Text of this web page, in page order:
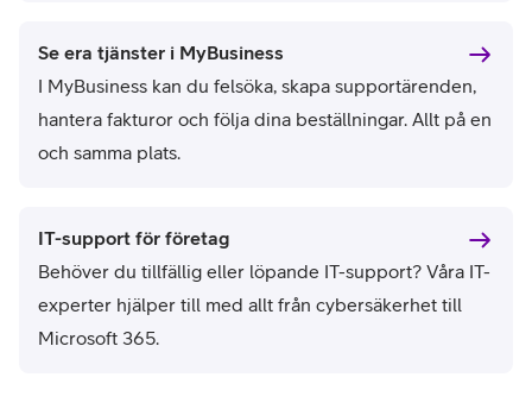
Se era tjänster i MyBusiness
I MyBusiness kan du felsöka, skapa supportärenden,
hantera fakturor och följa dina beställningar. Allt på en
och samma plats.
IT-support för företag
Behöver du tillfällig eller löpande IT-support? Våra IT-
experter hjälper till med allt från cybersäkerhet till
Microsoft 365.